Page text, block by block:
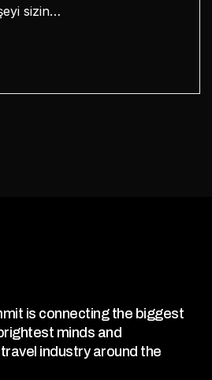
sizin…
is connecting the biggest
minds and
industry around the